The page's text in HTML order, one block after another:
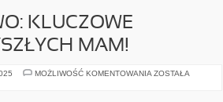
KLUCZOWE
MAM!
MOŻLIWOŚĆ KOMENTOWANIA CIĄŻA
ZOSTAŁA